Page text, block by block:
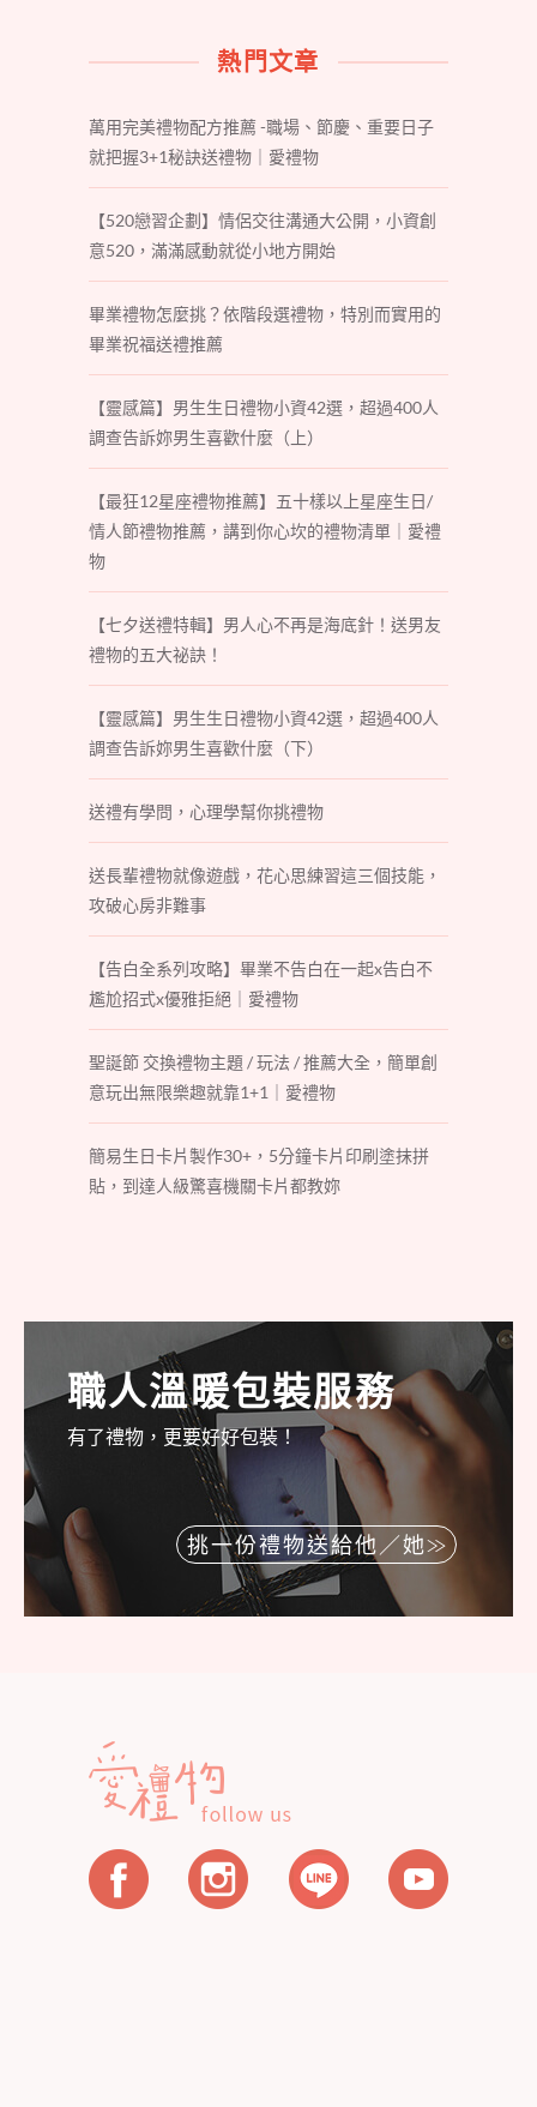
熱門文章
萬用完美禮物配方推薦 -職場、節慶、重要日子
就把握3+1秘訣送禮物｜愛禮物
【520戀習企劃】情侶交往溝通大公開，小資創
意520，滿滿感動就從小地方開始
畢業禮物怎麼挑？依階段選禮物，特別而實用的
畢業祝福送禮推薦
【靈感篇】男生生日禮物小資42選，超過400人
調查告訴妳男生喜歡什麼（上）
【最狂12星座禮物推薦】五十樣以上星座生日/
情人節禮物推薦，講到你心坎的禮物清單｜愛禮
物
【七夕送禮特輯】男人心不再是海底針！送男友
禮物的五大祕訣！
【靈感篇】男生生日禮物小資42選，超過400人
調查告訴妳男生喜歡什麼（下）
送禮有學問，心理學幫你挑禮物
送長輩禮物就像遊戲，花心思練習這三個技能，
攻破心房非難事
【告白全系列攻略】畢業不告白在一起x告白不
尷尬招式x優雅拒絕｜愛禮物
聖誕節 交換禮物主題 / 玩法 / 推薦大全，簡單創
意玩出無限樂趣就靠1+1｜愛禮物
簡易生日卡片製作30+，5分鐘卡片印刷塗抹拼
貼，到達人級驚喜機關卡片都教妳
職人溫暖包裝服務
有了禮物，更要好好包裝！
挑一份禮物送給他／她